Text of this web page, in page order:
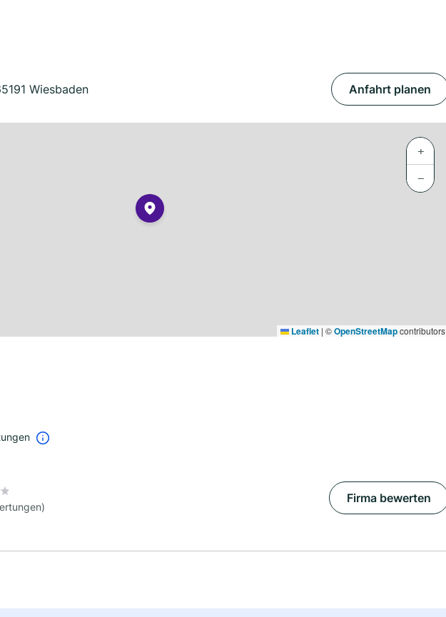
Wiesbaden Anfahrt planen
+
−
Leaflet | ©OpenStreetMapcontributors
Firma bewerten